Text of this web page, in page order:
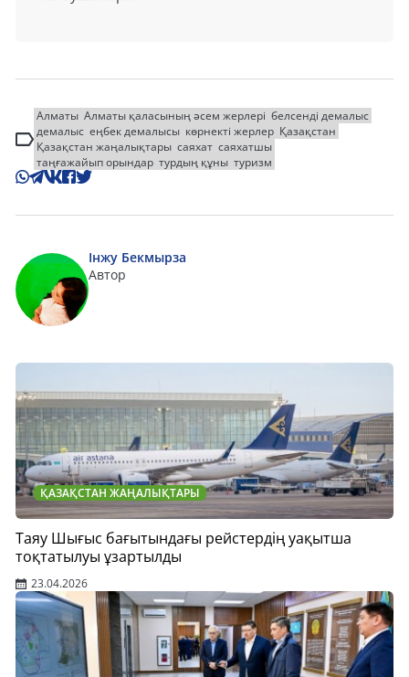
Алматы Алматы қаласының әсем жерлері белсенді демалыс
демалыс еңбек демалысы көрнекті жерлер Қазақстан
Қазақстан жаңалықтары саяхат саяхатшы
таңғажайып орындар турдың құны туризм
Інжу Бекмырза
Автор
ҚАЗАҚСТАН ЖАҢАЛЫҚТАРЫ
Таяу Шығыс бағытындағы рейстердің уақытша
тоқтатылуы ұзартылды
23.04.2026